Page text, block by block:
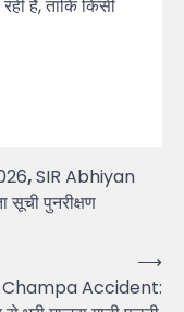
है, ताकि किसी
,SIR Abhiyan
सूची पुनरीक्षण
Accident:
⟶